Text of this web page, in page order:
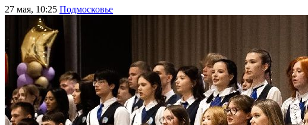
27 мая, 10:25 Подмосковье